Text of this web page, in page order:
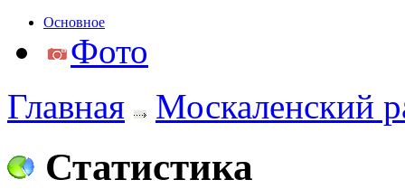
Основное
Фото
Главная
Москаленский
Статистика